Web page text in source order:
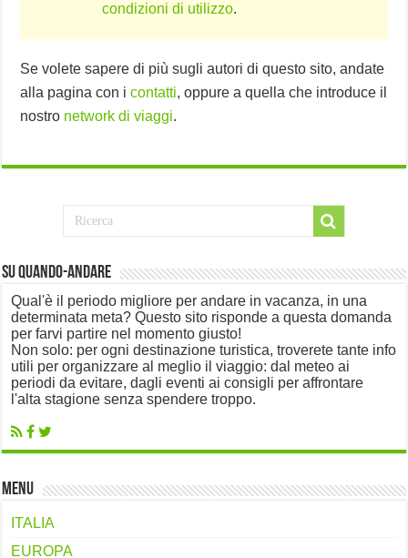
condizioni di utilizzo.
Se volete sapere di più sugli autori di questo sito, andate
alla pagina con icontatti, oppure a quella che introduce il
nostro network di viaggi.
Su Quando-Andare
Qual'è il periodo migliore per andare in vacanza, in una
determinata meta? Questo sito risponde a questa domanda
per farvi partire nel momento giusto!
Non solo: per ogni destinazione turistica, troverete tante info
utili per organizzare al meglio il viaggio: dal meteo ai
periodi da evitare, dagli eventi ai consigli per affrontare
l'alta stagione senza spendere troppo.
Menu
ITALIA
EUROPA